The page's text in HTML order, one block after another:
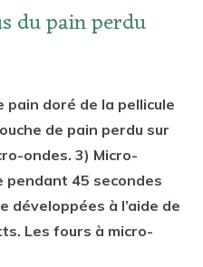
du pain perdu
pain doré de la pellicule
de pain perdu sur
ondes. 3) Micro-
pendant 45 secondes
développées à l’aide de
Les fours à micro-